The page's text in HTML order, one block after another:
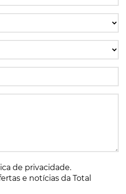
de privacidade.
e notícias da Total